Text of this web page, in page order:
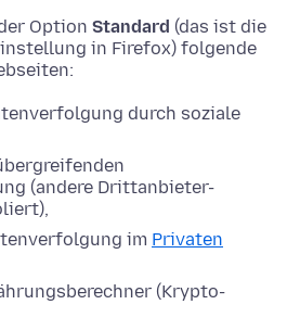
Option Standard (das ist die
in Firefox) folgende
durch soziale
(andere Drittanbieter-
im Privaten
(Krypto-